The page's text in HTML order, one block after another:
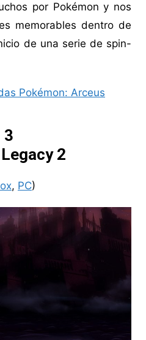
por Pokémon y nos
memorables dentro de
de una serie de spin-
Pokémon: Arceus
3
2
, PC)